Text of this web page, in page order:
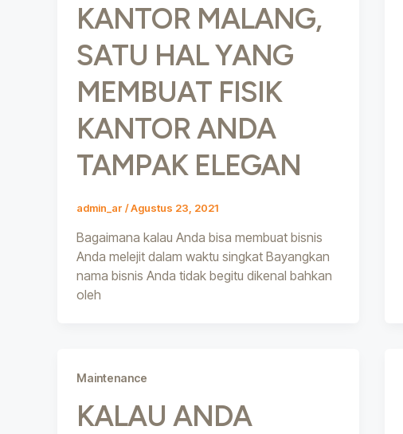
KANTOR MALANG,
SATU HAL YANG
MEMBUAT FISIK
KANTOR ANDA
TAMPAK ELEGAN
admin_ar /Agustus 23, 2021
Bagaimana kalau Anda bisa membuat bisnis
Anda melejit dalam waktu singkat Bayangkan
nama bisnis Anda tidak begitu dikenal bahkan
oleh
Maintenance
KALAU ANDA